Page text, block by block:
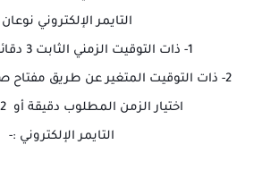
التايمر الإلكتروني
1- ذات التوقيت الزمني الثابت 3 دقائق أو 5 دقائق
2- ذات التوقيت المتغير عن طريق مفتاح
اختيار الزمن المطلوب دقيقة أو 2 أو 3.....الخ
التايمر الإلكتروني :-